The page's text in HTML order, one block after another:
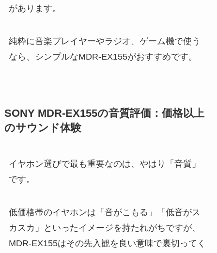
があります。
純粋に音楽プレイヤーやラジオ、ゲーム機で使う
なら、シンプルなMDR-EX155がおすすめです。
SONY MDR-EX155の音質評価：価格以上
のサウンド体験
イヤホン選びで最も重要なのは、やはり「音質」
です。
低価格帯のイヤホンは「音がこもる」「低音がス
カスカ」といったイメージを持たれがちですが、
MDR-EX155はその先入観を良い意味で裏切ってく